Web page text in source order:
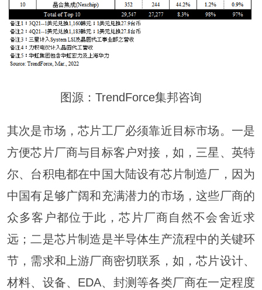
图源：TrendForce集邦咨询
其次是市场，芯片工厂必须靠近目标市场。一是
方便芯片厂商与目标客户对接，如，三星、英特
尔、台积电都在中国大陆设有芯片制造厂，因为
中国有足够广阔和充满潜力的市场，这些厂商的
众多客户都位于此，芯片厂商自然不会舍近求
远；二是芯片制造是半导体生产流程中的关键环
节，需求和上游厂商密切联系，如，芯片设计、
材料、设备、EDA、封测等各类厂商在一定程度